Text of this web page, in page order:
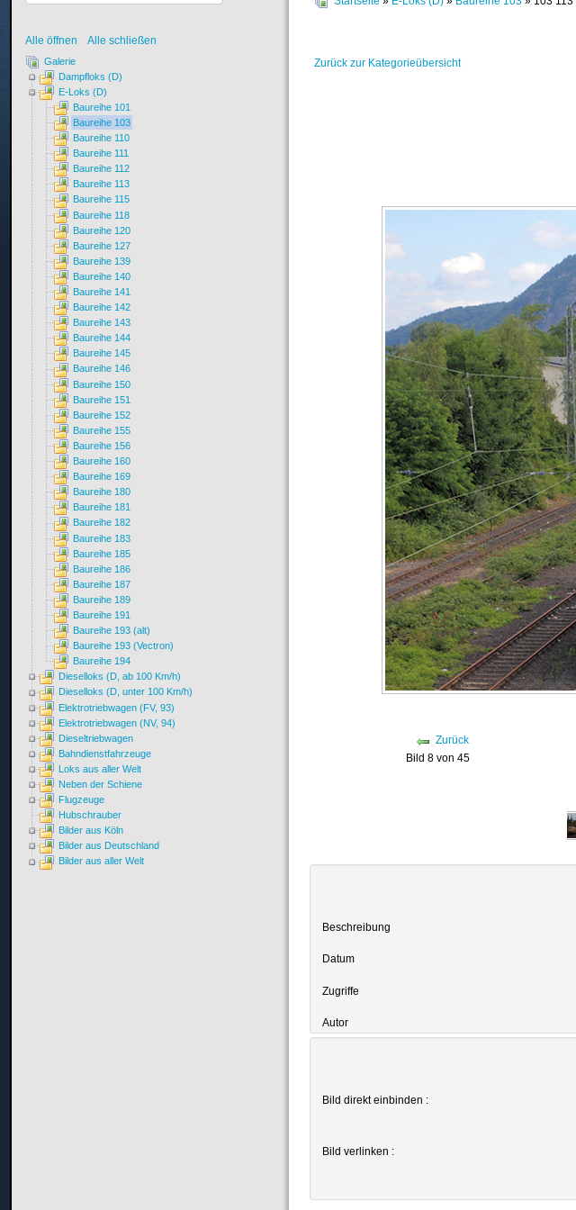
Zurück zur Kategorieübersicht
Zurück
Bild 8 von 45
Beschreibung
Datum
Zugriffe
Autor
Bild direkt einbinden :
Bild verlinken :
Alle öffnen Alle schließen
Galerie
Dampfloks (D)
E-Loks (D)
Baureihe 101
Baureihe 103
Baureihe 110
Baureihe 111
Baureihe 112
Baureihe 113
Baureihe 115
Baureihe 118
Baureihe 120
Baureihe 127
Baureihe 139
Baureihe 140
Baureihe 141
Baureihe 142
Baureihe 143
Baureihe 144
Baureihe 145
Baureihe 146
Baureihe 150
Baureihe 151
Baureihe 152
Baureihe 155
Baureihe 156
Baureihe 160
Baureihe 169
Baureihe 180
Baureihe 181
Baureihe 182
Baureihe 183
Baureihe 185
Baureihe 186
Baureihe 187
Baureihe 189
Baureihe 191
Baureihe 193 (alt)
Baureihe 193 (Vectron)
Baureihe 194
Dieselloks (D, ab 100 Km/h)
Dieselloks (D, unter 100 Km/h)
Elektrotriebwagen (FV, 93)
Elektrotriebwagen (NV, 94)
Dieseltriebwagen
Bahndienstfahrzeuge
Loks aus aller Welt
Neben der Schiene
Flugzeuge
Hubschrauber
Bilder aus Köln
Bilder aus Deutschland
Bilder aus aller Welt